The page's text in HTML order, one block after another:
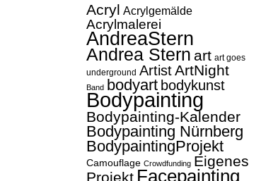
Acryl Acrylgemälde
Acrylmalerei
AndreaStern
Andrea Stern art art goes
underground ArtistArtNight
Band bodyart bodykunst
Bodypainting
Bodypainting-Kalender
Bodypainting Nürnberg
BodypaintingProjekt
Camouflage Crowdfunding Eigenes
Projekt Facepainting